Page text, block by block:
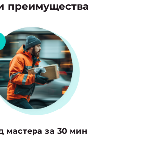
преимущества
мастера за 30 мин